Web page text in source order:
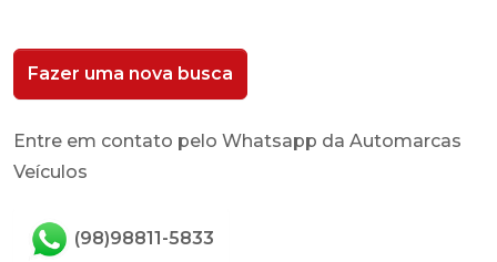
Fazer uma nova busca
Entre em contato pelo Whatsapp da Automarcas
Veículos
(98)98811-5833